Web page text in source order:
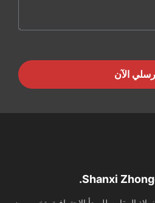
أرسلي الآن
Shanxi